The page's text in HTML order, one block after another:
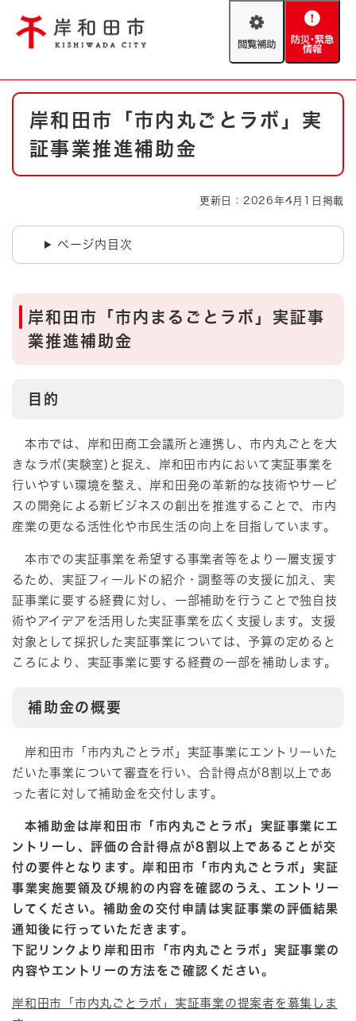
閲
助
防
緊
やさしい日本語
防災・緊急情報 救急・消防
ハザードマップ
本
岸和田市「市内丸ごとラボ」実
証事業推進補助金
更新日：2026年4月1日掲載
ページ内目次
岸和田市「市内まるごとラボ」実証事
業推進補助金
目的
本市では、岸和田商工会議所と連携し、市内丸ごとを大
きなラボ(実験室)と捉え、岸和田市内において実証事業を
行いやすい環境を整え、岸和田発の革新的な技術やサービ
スの開発による新ビジネスの創出を推進することで、市内
産業の更なる活性化や市民生活の向上を目指しています。
本市での実証事業を希望する事業者等をより一層支援す
るため、実証フィールドの紹介・調整等の支援に加え、実
証事業に要する経費に対し、一部補助を行うことで独自技
術やアイデアを活用した実証事業を広く支援します。支援
対象として採択した実証事業については、予算の定めると
ころにより、実証事業に要する経費の一部を補助します。
補助金の概要
岸和田市「市内丸ごとラボ」実証事業にエントリーいた
だいた事業について審査を行い、合計得点が8割以上であ
った者に対して補助金を交付します。
本補助金は岸和田市「市内丸ごとラボ」実証事業にエ
ントリーし、評価の合計得点が8割以上であることが交
付の要件となります。岸和田市「市内丸ごとラボ」実証
事業実施要領及び規約の内容を確認のうえ、エントリー
してください。補助金の交付申請は実証事業の評価結果
通知後に行っていただきます。
下記リンクより岸和田市「市内丸ごとラボ」実証事業の
内容やエントリーの方法をご確認ください。
岸和田市「市内丸ごとラボ」実証事業の提案者を募集しま